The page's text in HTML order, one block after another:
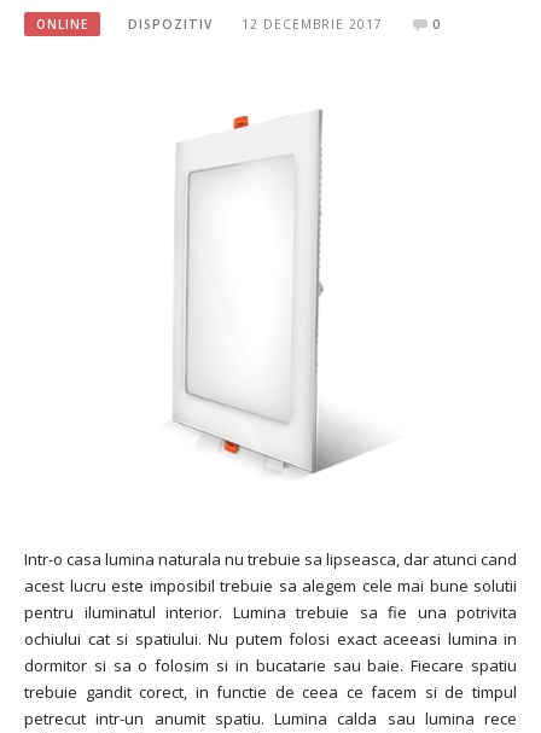
ONLINE DISPOZITIV 12 DECEMBRIE 2017 0
Intr-o casa lumina naturala nu trebuie sa lipseasca, dar atunci cand
acest lucru este imposibil trebuie sa alegem cele mai bune solutii
pentru iluminatul interior. Lumina trebuie sa fie una potrivita
ochiului cat si spatiului. Nu putem folosi exact aceeasi lumina in
dormitor si sa o folosim si in bucatarie sau baie. Fiecare spatiu
trebuie gandit corect, in functie de ceea ce facem si de timpul
petrecut intr-un anumit spatiu. Lumina calda sau lumina rece